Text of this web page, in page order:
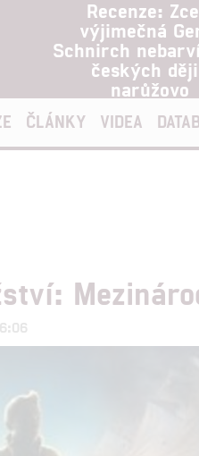
Recenze:
výjimečná
Schnirch
českých
narůžovo
ČLÁNKY VIDEA